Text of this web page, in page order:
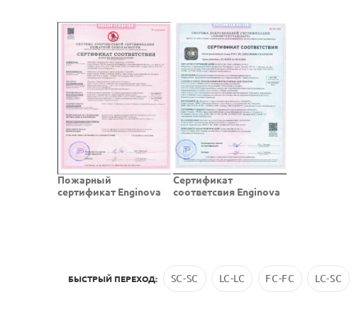
Пожарный
сертификат Enginova
Cертификат
соответсвия Enginova
БЫСТРЫЙ ПЕРЕХОД: SC-SC LC-LC FC-FC LC-SC